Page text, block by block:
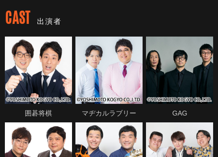
CAST 出演者
囲碁将棋 マヂカルラブリー GAG